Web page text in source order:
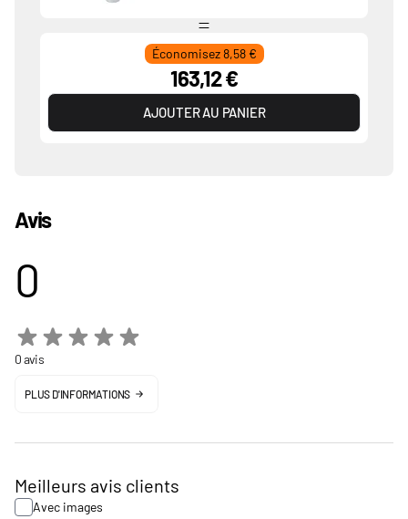
Économisez 8,58 €
163,12 €
AJOUTER AU PANIER
Avis
0
0 avis
PLUS D'INFORMATIONS
Meilleurs avis clients
Avec images